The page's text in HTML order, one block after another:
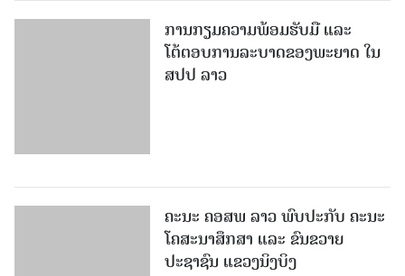
ການກຽມຄວາມພ້ອມຮັບມື ແລະ
ໂຕ້ຕອບການລະບາດຂອງພະຍາດ ໃນ
ສປປ ລາວ
ຄະນະ ຄອສພ ລາວ ພົບປະກັບ ຄະນະ
ໂຄສະນາສຶກສາ ແລະ ຂົນຂວາຍ
ປະຊາຊົນ ແຂວງນິງບິງ